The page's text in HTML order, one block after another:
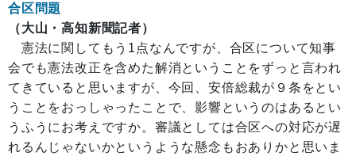
合区問題
（大山・高知新聞記者）
憲法に関してもう1点なんですが、合区について知事
会でも憲法改正を含めた解消ということをずっと言われ
てきていると思いますが、今回、安倍総裁が９条をとい
うことをおっしゃったことで、影響というのはあるとい
うふうにお考えですか。審議としては合区への対応が遅
れるんじゃないかというような懸念もおありかと思いま